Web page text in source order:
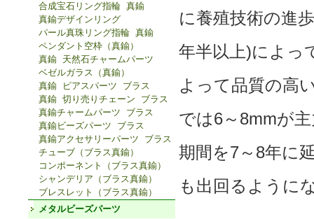
合成宝石リング指輪 真鍮
真鍮デザインリング
パール真珠リング指輪 真鍮
ペンダント空枠（真鍮）
真鍮 天然石チャームパーツ
ベゼルガラス（真鍮）
真鍮 ピアスパーツ ブラス
真鍮 切り売りチェーン ブラス
真鍮チャームパーツ ブラス
真鍮ビーズパーツ ブラス
真鍮アクセサリーパーツ ブラス
チューブ（ブラス真鍮）
コンポーネント（ブラス真鍮）
シャンデリア（ブラス真鍮）
ブレスレット（ブラス真鍮）
メタルビーズパーツ
に養殖技術の進
年半以上)によっ
よって品質の高
では6～8mmが
期間を7～8年に
も出回るように